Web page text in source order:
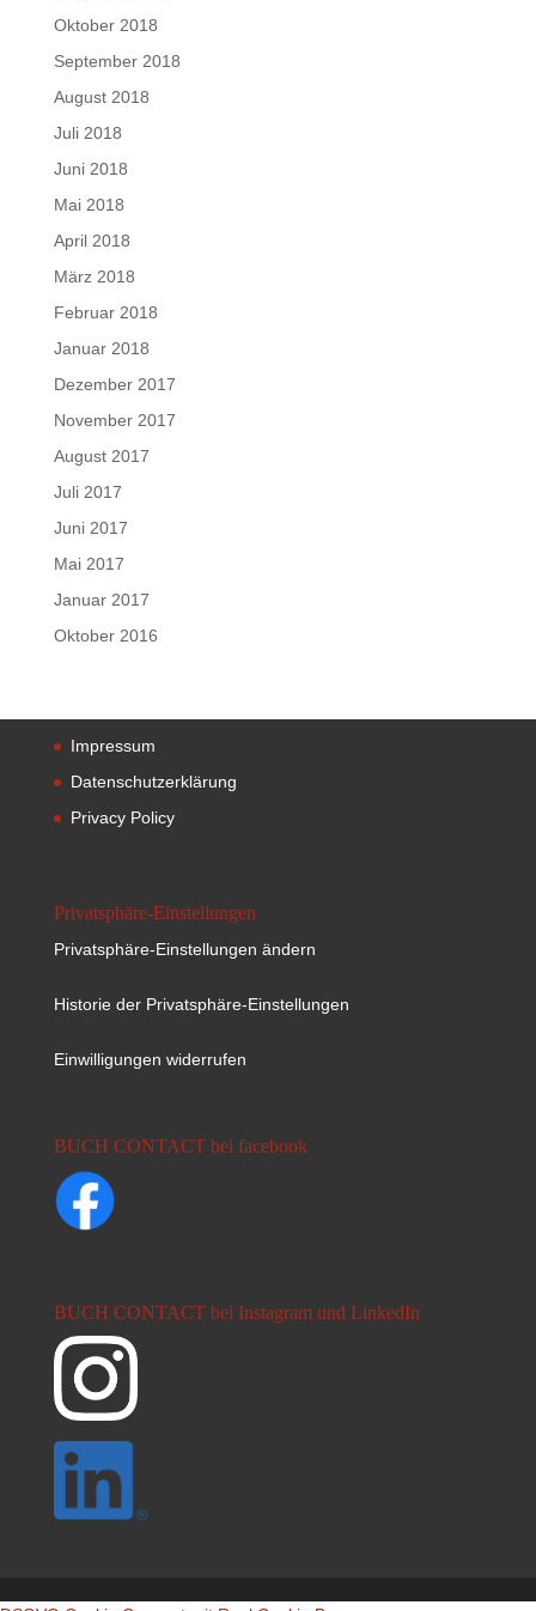
Oktober 2018
September 2018
August 2018
Juli 2018
Juni 2018
Mai 2018
April 2018
März 2018
Februar 2018
Januar 2018
Dezember 2017
November 2017
August 2017
Juli 2017
Juni 2017
Mai 2017
Januar 2017
Oktober 2016
Impressum
Datenschutzerklärung
Privacy Policy
Privatsphäre-Einstellungen
Privatsphäre-Einstellungen ändern
Historie der Privatsphäre-Einstellungen
Einwilligungen widerrufen
BUCH CONTACT bei facebook
BUCH CONTACT bei Instagram und LinkedIn